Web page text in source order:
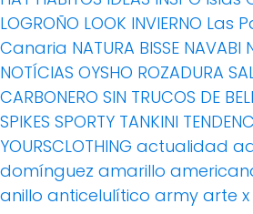
LOGROÑO LOOK INVIERNO Las
Canaria NATURA BISSE NAVABI
NOTÍCIAS OYSHO ROZADURA
CARBONERO SIN TRUCOS DE
SPIKES SPORTY TANKINI
YOURSCLOTHING actualidad
domínguez amarillo
anillo anticelulítico army arte x